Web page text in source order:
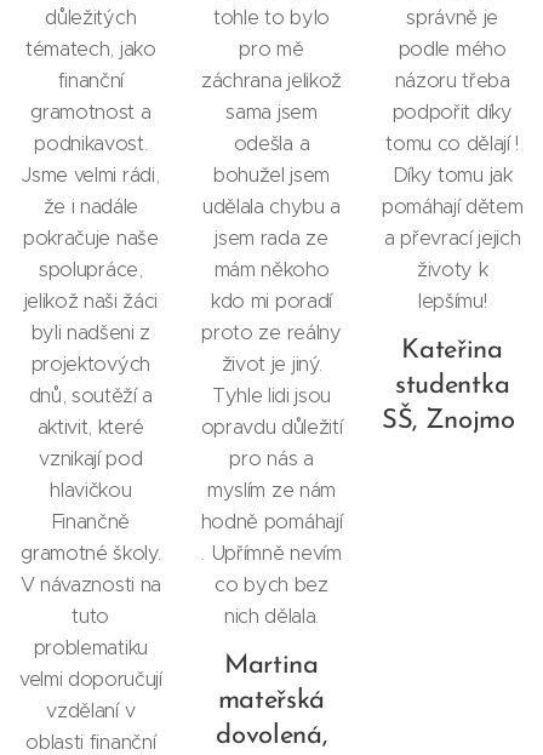
důležitých
tématech, jako
finanční
gramotnost a
podnikavost.
Jsme velmi rádi,
že i nadále
pokračuje naše
spolupráce,
jelikož naši žáci
byli nadšeni z
projektových
dnů, soutěží a
aktivit, které
vznikají pod
hlavičkou
Finančně
gramotné školy.
V návaznosti na
tuto
problematiku
velmi doporučují
vzdělaní v
oblasti finanční
tohle to bylo
pro mě
záchrana jelikož
sama jsem
odešla a
bohužel jsem
udělala chybu a
jsem rada ze
mám někoho
kdo mi poradí
proto ze reálny
život je jiný.
Tyhle lidi jsou
opravdu důležití
pro nás a
myslím ze nám
hodně pomáhají
. Upřímně nevím
co bych bez
nich dělala.
Martina
mateřská
dovolená,
správně je
podle mého
názoru třeba
podpořit díky
tomu co dělají !
Díky tomu jak
pomáhají dětem
a převrací jejich
životy k
lepšímu!
Kateřina
studentka
SŠ, Znojmo